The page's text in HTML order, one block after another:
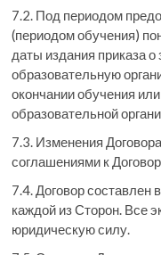
7.2. Под периодом
(периодом обучения)
даты издания приказа
образовательную
окончании обучения
образовательной
7.3. Изменения
соглашениями к
7.4. Договор составлен
каждой из Сторон. Все
юридическую силу.